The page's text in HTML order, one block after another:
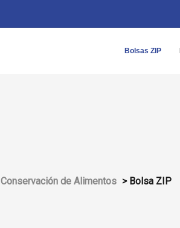
Bolsas ZIP
Conservación de Alimentos > Bolsa ZIP